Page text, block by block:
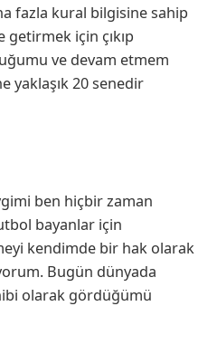
fazla kural bilgisine sahip
için çıkıp
ve devam etmem
yaklaşık 20 senedir
ben hiçbir zaman
bayanlar için
kendimde bir hak olarak
Bugün dünyada
olarak gördüğümü